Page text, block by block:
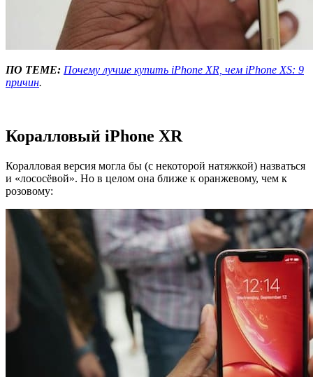
ПО ТЕМЕ: Почему лучше купить iPhone XR, чем iPhone XS: 9
причин.
Коралловый iPhone XR
Коралловая версия могла бы (с некоторой натяжкой) назваться
и «лососёвой». Но в целом она ближе к оранжевому, чем к
розовому: